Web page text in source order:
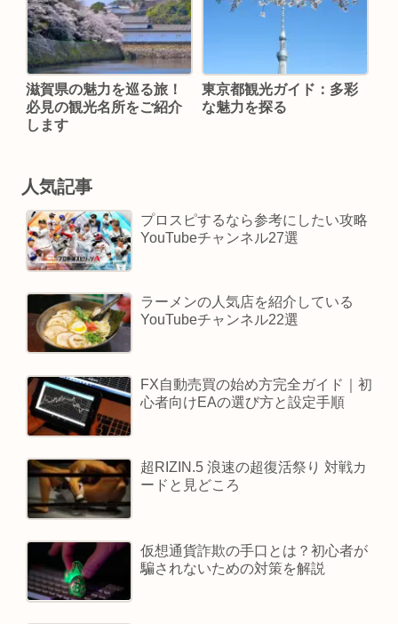
滋賀県の魅力を巡る旅！
必見の観光名所をご紹介
します
東京都観光ガイド：多彩
な魅力を探る
人気記事
プロスピするなら参考にしたい攻略
YouTubeチャンネル27選
ラーメンの人気店を紹介している
YouTubeチャンネル22選
FX自動売買の始め方完全ガイド｜初
心者向けEAの選び方と設定手順
超RIZIN.5 浪速の超復活祭り 対戦カ
ードと見どころ
仮想通貨詐欺の手口とは？初心者が
騙されないための対策を解説